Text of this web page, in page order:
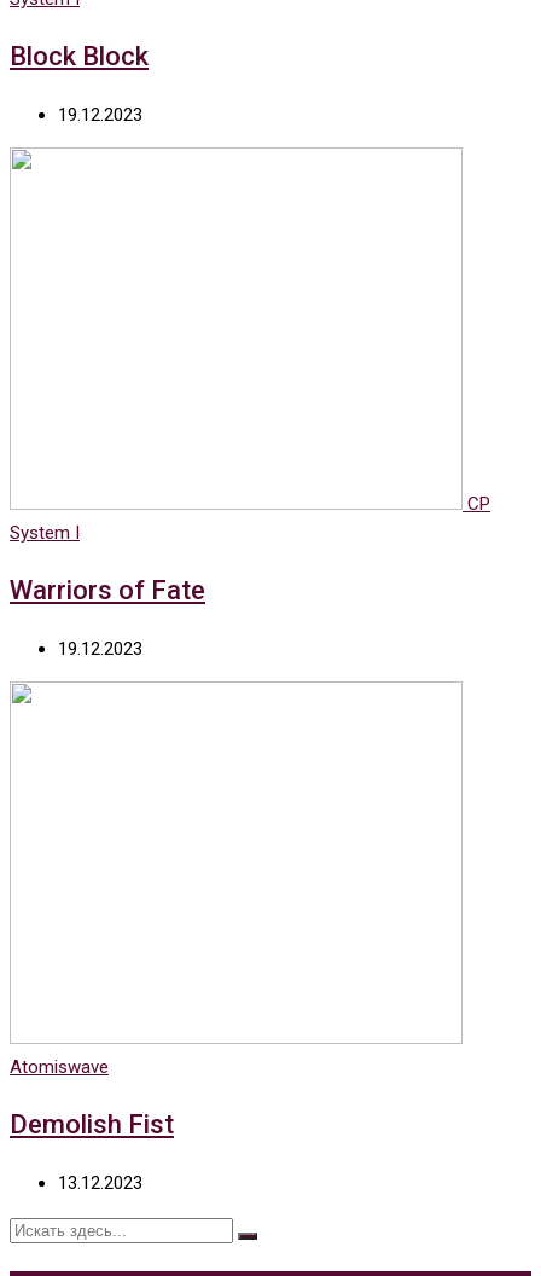
Block Block
19.12.2023
CP
System I
Warriors of Fate
19.12.2023
Atomiswave
Demolish Fist
13.12.2023